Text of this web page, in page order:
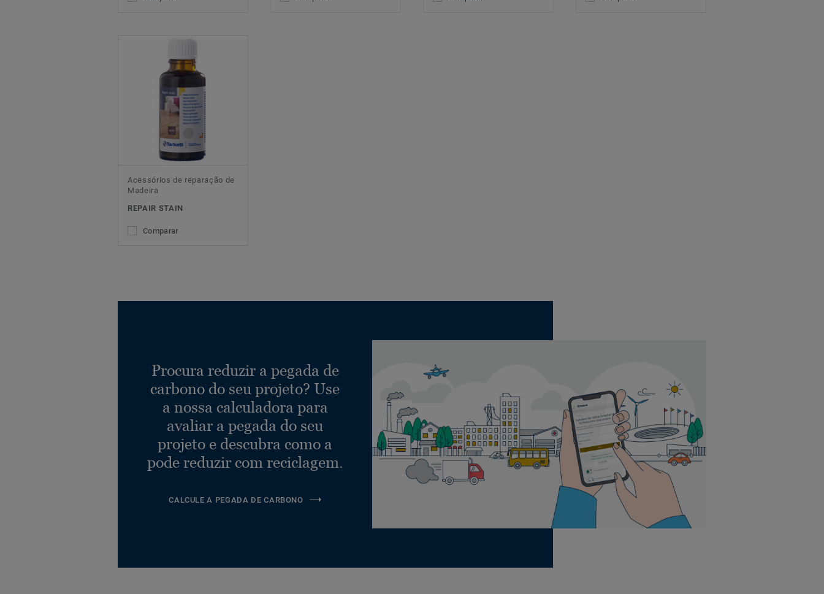
Acessórios de reparação de
Madeira
REPAIR STAIN
Comparar
Procura reduzir a pegada de
carbono do seu projeto? Use
a nossa calculadora para
avaliar a pegada do seu
projeto e descubra como a
pode reduzir com reciclagem.
CALCULE A PEGADA DE CARBONO